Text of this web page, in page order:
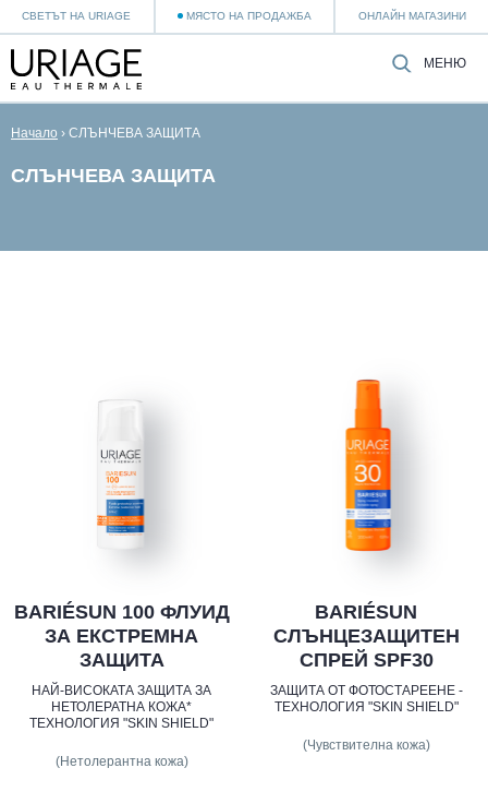
СВЕТЪТ НА URIAGE МЯСТО НА ПРОДАЖБА ОНЛАЙН МАГАЗИНИ
МЕНЮ
Начало › СЛЪНЧЕВА ЗАЩИТА
СЛЪНЧЕВА ЗАЩИТА
BARIÉSUN 100 ФЛУИД
ЗА ЕКСТРЕМНА
ЗАЩИТА
НАЙ-ВИСОКАТА ЗАЩИТА ЗА
НЕТОЛЕРАТНА КОЖА*
ТЕХНОЛОГИЯ "SKIN SHIELD"
(Нетолерантна кожа)
BARIÉSUN
СЛЪНЦЕЗАЩИТЕН
СПРЕЙ SPF30
ЗАЩИТА ОТ ФОТОСТАРЕЕНЕ -
ТЕХНОЛОГИЯ "SKIN SHIELD"
(Чувствителна кожа)